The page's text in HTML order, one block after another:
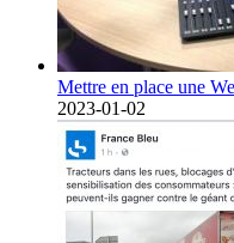
Mettre en place une
2023-01-02